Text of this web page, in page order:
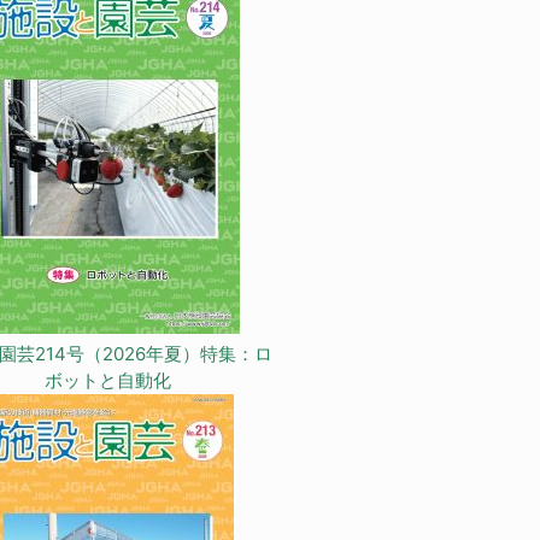
芸214号（2026年夏）特集：ロ
ボットと自動化